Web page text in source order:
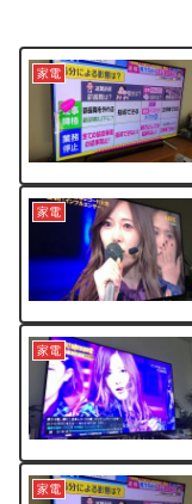
家電
家電
家電
家電